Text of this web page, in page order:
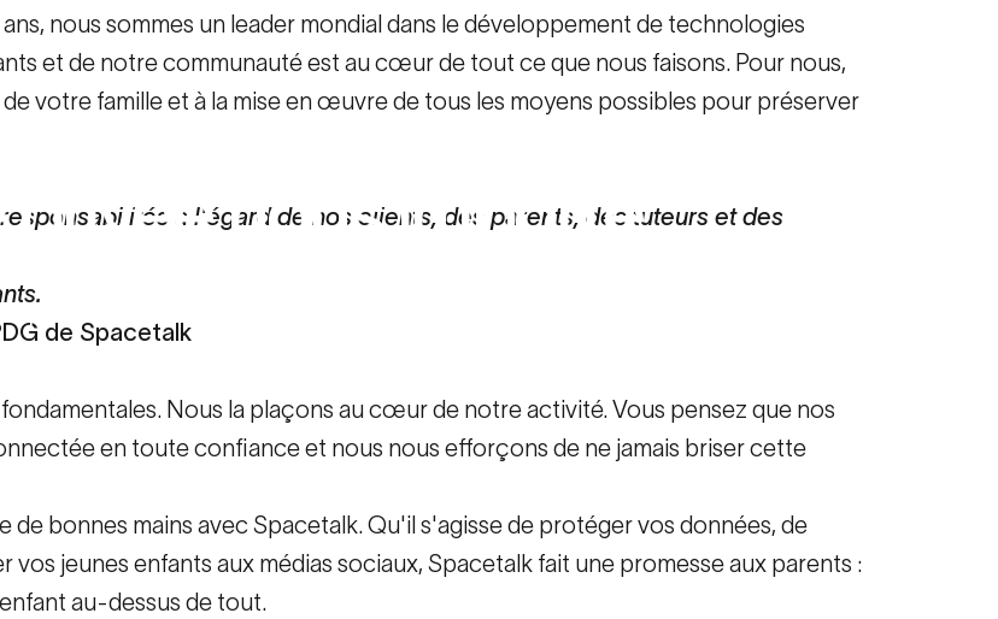
privéenousimporte
nous sommes un leader mondial dans le développement de technologies
et de notre communauté est au cœur de tout ce que nous faisons. Pour nous,
votre famille et à la mise en œuvre de tous les moyens possibles pour préserver
à l'égard de nos clients, des parents, des tuteurs et des
de Spacetalk
Nous la plaçons au cœur de notre activité. Vous pensez que nos
en toute confiance et nous nous efforçons de ne jamais briser cette
bonnes mains avec Spacetalk. Qu'il s'agisse de protéger vos données, de
jeunes enfants aux médias sociaux, Spacetalk fait une promesse aux parents :
au-dessus de tout.